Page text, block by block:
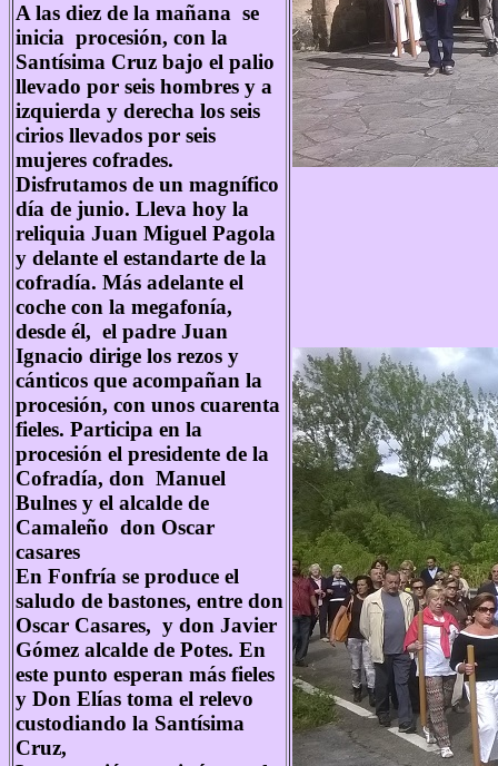
A las diez de la mañana se
inicia procesión, con la
Santísima Cruz bajo el palio
llevado por seis hombres y a
izquierda y derecha los seis
cirios llevados por seis
mujeres cofrades.
Disfrutamos de un magnífico
día de junio. Lleva hoy la
reliquia Juan Miguel Pagola
y delante el estandarte de la
cofradía. Más adelante el
coche con la megafonía,
desde él, el padre Juan
Ignacio dirige los rezos y
cánticos que acompañan la
procesión, con unos cuarenta
fieles. Participa en la
procesión el presidente de la
Cofradía, don Manuel
Bulnes y el alcalde de
Camaleño don Oscar
casares
En Fonfría se produce el
saludo de bastones, entre don
Oscar Casares, y don Javier
Gómez alcalde de Potes. En
este punto esperan más fieles
y Don Elías toma el relevo
custodiando la Santísima
Cruz,